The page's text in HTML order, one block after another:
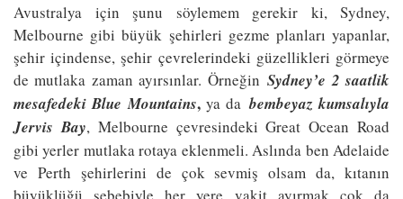
Avustralya için şunu söylemem gerekir ki, Sydney,
Melbourne gibi büyük şehirleri gezme planları yapanlar,
şehir içindense, şehir çevrelerindeki güzellikleri görmeye
de mutlaka zaman ayırsınlar. ÖrneğinSydney’e 2 saatlik
mesafedeki Blue Mountains,ya dabembeyaz kumsalıyla
Jervis Bay, Melbourne çevresindeki Great Ocean Road
gibi yerler mutlaka rotaya eklenmeli. Aslında ben Adelaide
ve Perth şehirlerini de çok sevmiş olsam da, kıtanın
büyüklüğü sebebiyle her yere vakit ayırmak çok da